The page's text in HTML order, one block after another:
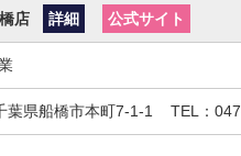
店 詳細 公式サイト
葉県船橋市本町7-1-1 TEL：